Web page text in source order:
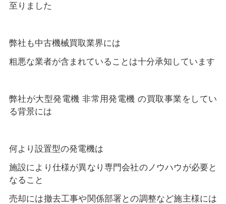
至りました
弊社も中古機械買取業界には
粗悪な業者が含まれていることは十分承知しています
弊社が大型発電機 非常用発電機 の買取事業をしてい
る背景には
何より設置型の発電機は
施設により仕様が異なり専門会社のノウハウが必要と
なること
売却には撤去工事や関係部署との調整など施主様には